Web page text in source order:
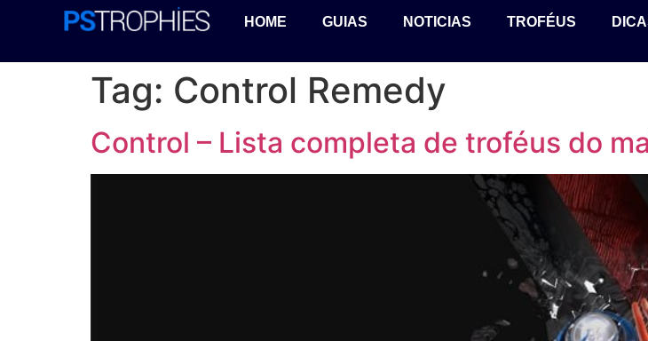
HOME GUIAS NOTICIAS TROFÉUS
Tag: Control Remedy
Control – Lista completa de troféus do